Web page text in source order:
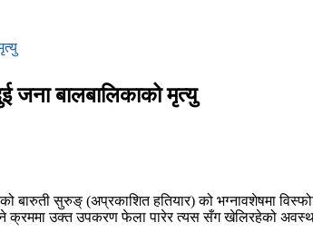
जना बालबालिकाको मृत्यु
बारुती सुरुङ् (अप्रकाशित हतियार) को भग्नावशेषमा
क्रममा उक्त उपकरण फेला पारेर त्यस सँग खेलिरहेको